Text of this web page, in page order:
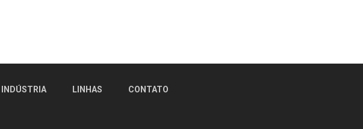
INDÚSTRIA LINHAS CONTATO